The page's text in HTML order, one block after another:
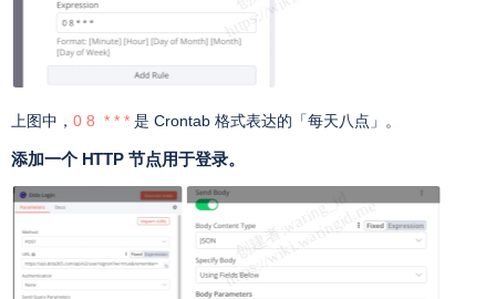
上图中， 0 8 * * * 是 Crontab 格式表达的「每天八点」。
添加一个 HTTP 节点用于登录。